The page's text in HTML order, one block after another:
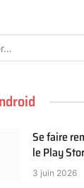
Se faire
le Play
3 juin 2026